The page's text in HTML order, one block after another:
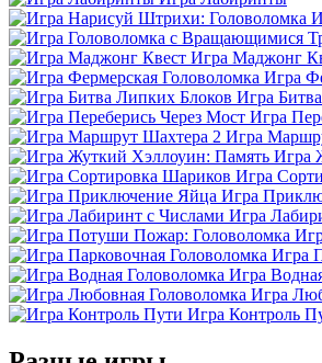
Игра Маджонг
Игра
Игра
Игра
Игра
Игра
Игра
Игра
Игра
Игра
Игра
Игра
Игра Контроль